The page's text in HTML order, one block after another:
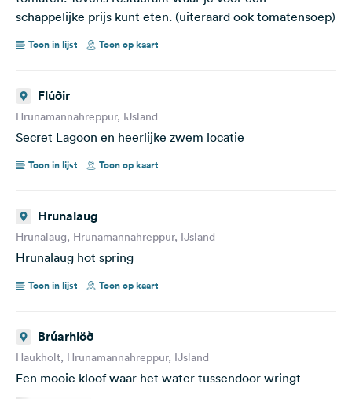
schappelijke prijs kunt eten. (uiteraard ook tomatensoep)
Toon in lijst Toon op kaart
Flúðir
Hrunamannahreppur, IJsland
Secret Lagoon en heerlijke zwem locatie
Toon in lijst Toon op kaart
Hrunalaug
Hrunalaug, Hrunamannahreppur, IJsland
Hrunalaug hot spring
Toon in lijst Toon op kaart
Brúarhlöð
Haukholt, Hrunamannahreppur, IJsland
Een mooie kloof waar het water tussendoor wringt